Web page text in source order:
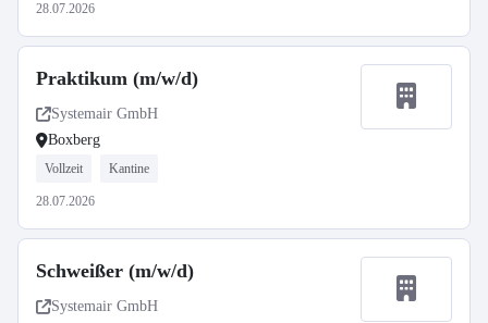
28.07.2026
Praktikum (m/w/d)
Systemair GmbH
Boxberg
Vollzeit Kantine
28.07.2026
Schweißer (m/w/d)
Systemair GmbH